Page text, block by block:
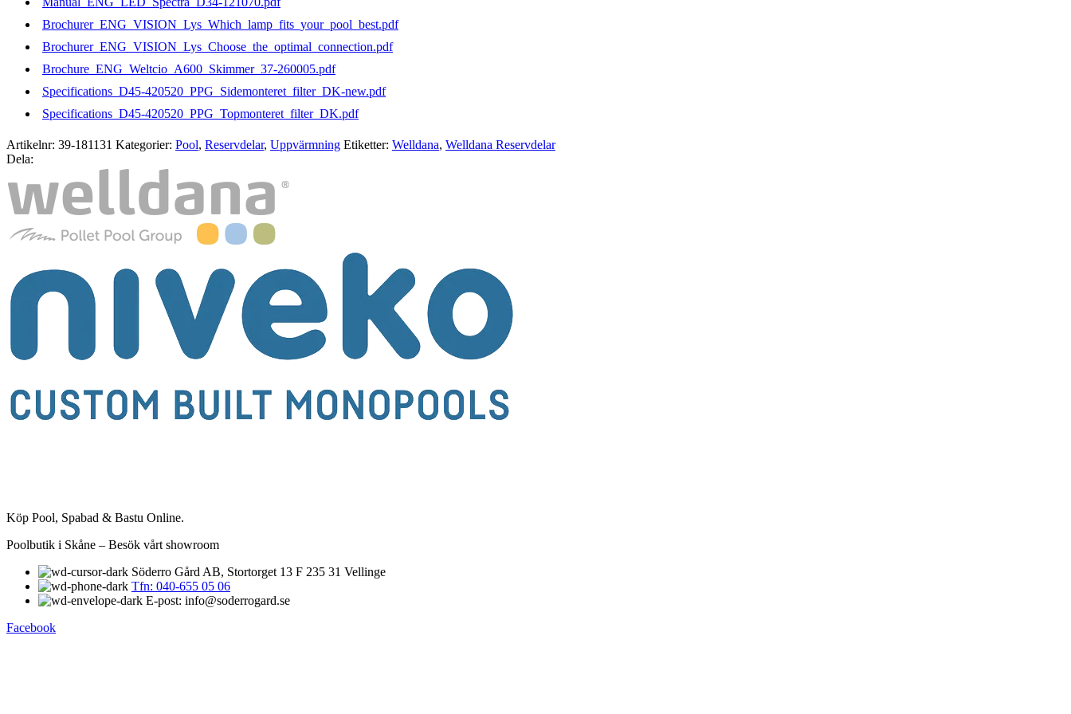
Brochurer_ENG_VISION_Lys_Which_lamp_fits_your_pool_best.pdf
Brochurer_ENG_VISION_Lys_Choose_the_optimal_connection.pdf
Brochure_ENG_Weltcio_A600_Skimmer_37-260005.pdf
Specifications_D45-420520_PPG_Sidemonteret_filter_DK-new.pdf
Specifications_D45-420520_PPG_Topmonteret_filter_DK.pdf
Artikelnr: 39-181131 Kategorier: Pool, Reservdelar, Uppvärmning Etiketter: Welldana, Welldana Reservdelar
Dela:
Köp Pool, Spabad & Bastu Online.
Poolbutik i Skåne – Besök vårt showroom
Söderro Gård AB, Stortorget 13 F 235 31 Vellinge
Tfn: 040-655 05 06
E-post: info@soderrogard.se
Facebook